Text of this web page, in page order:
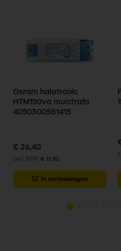
Osram halotronic
HTM150va muistrafo
4050300581415
€ 26,40
€ 21,82
In winkelwagen